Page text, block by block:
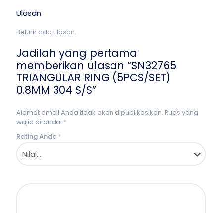
Ulasan
Belum ada ulasan.
Jadilah yang pertama
memberikan ulasan “SN32765
TRIANGULAR RING (5PCS/SET)
0.8MM 304 S/S”
Alamat email Anda tidak akan dipublikasikan. Ruas yang
wajib ditandai *
Rating Anda *